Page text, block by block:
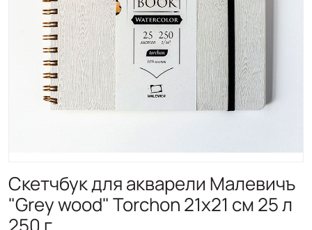
Скетчбук для акварели Малевичъ
"Grey wood" Torchon 21х21 см 25 л